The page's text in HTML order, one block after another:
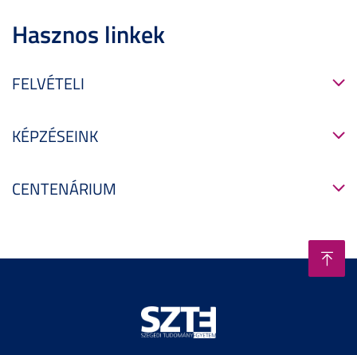
Hasznos linkek
FELVÉTELI
KÉPZÉSEINK
CENTENÁRIUM